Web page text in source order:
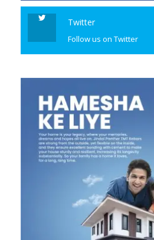
Twitter
Follow us on Twitter